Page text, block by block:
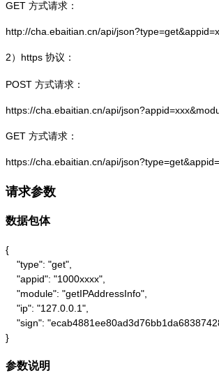
GET 方式请求：
http://cha.ebaitian.cn/api/
2） https 协议：
POST 方式请求：
https://cha.ebaitian.cn/api/
GET 方式请求：
https://cha.ebaitian.cn/api/
请求参数
数据包体
{
    "type": "get",
    "appid": "1000xxxx",
    "module": "getIPAddressInfo",
    "ip": "127.0.0.1",
"sign":
}
参数说明